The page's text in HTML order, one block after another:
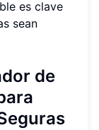
es clave
sean
de